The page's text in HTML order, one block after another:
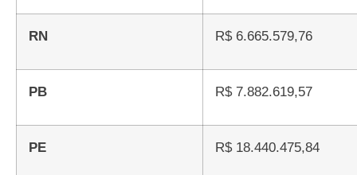
RN R$ 6.665.579,76
PB R$ 7.882.619,57
PE R$ 18.440.475,84